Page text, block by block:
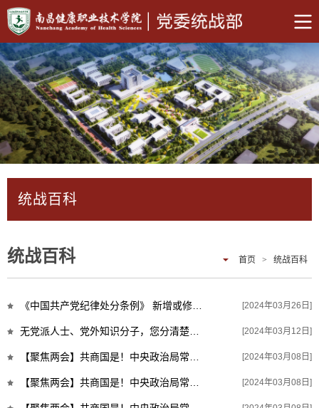
统战百科
统战百科 首页 > 统战百科
[2024年03月26日]
[2024年03月12日]
[2024年03月08日]
[2024年03月08日]